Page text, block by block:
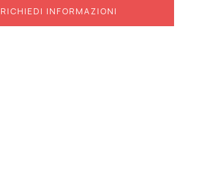
RICHIEDI INFORMAZIONI